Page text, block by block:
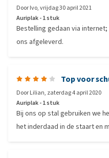
DoorIvo,vrijdag 30 april 2021
Auriplak - 1 stuk
Bestelling gedaan via
ons afgeleverd.
Top voor
DoorLilian, zaterdag 4 april 2020
Auriplak - 1 stuk
Bij ons op stal gebruiken we
het inderdaad in de staart en